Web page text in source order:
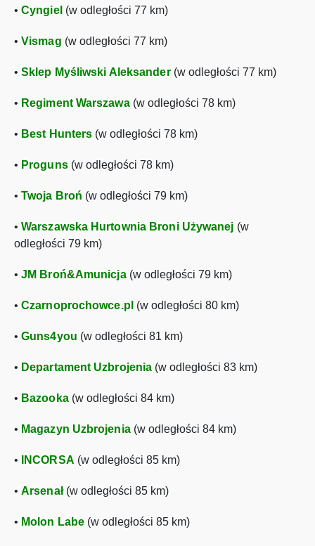
• Cyngiel (w odległości 77 km)
• Vismag (w odległości 77 km)
• Sklep Myśliwski Aleksander(w odległości 77 km)
• Regiment Warszawa(w odległości 78 km)
• Best Hunters (w odległości 78 km)
• Proguns(w odległości 78 km)
• Twoja Broń (w odległości 79 km)
• Warszawska Hurtownia Broni Używanej (w
odległości 79 km)
• JM Broń&Amunicja(w odległości 79 km)
• Czarnoprochowce.pl (w odległości 80 km)
• Guns4you (w odległości 81 km)
• Departament Uzbrojenia (w odległości 83 km)
• Bazooka(w odległości 84 km)
• Magazyn Uzbrojenia(w odległości 84 km)
• INCORSA (w odległości 85 km)
• Arsenał(w odległości 85 km)
• Molon Labe (w odległości 85 km)